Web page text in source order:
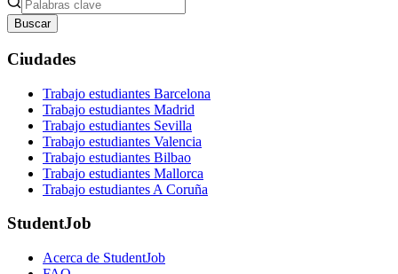
Buscar
Ciudades
Trabajo estudiantes Barcelona
Trabajo estudiantes Madrid
Trabajo estudiantes Sevilla
Trabajo estudiantes Valencia
Trabajo estudiantes Bilbao
Trabajo estudiantes Mallorca
Trabajo estudiantes A Coruña
StudentJob
Acerca de StudentJob